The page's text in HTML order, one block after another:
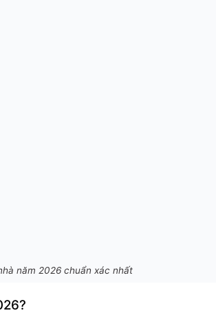
năm 2026 chuẩn xác nhất